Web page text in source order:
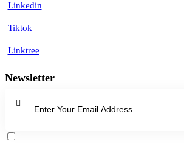
Linkedin
Tiktok
Linktree
Newsletter